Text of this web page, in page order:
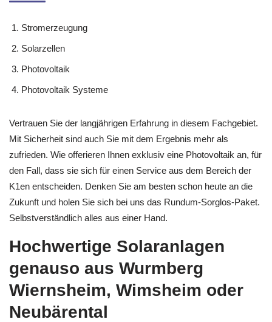
Stromerzeugung
Solarzellen
Photovoltaik
Photovoltaik Systeme
Vertrauen Sie der langjährigen Erfahrung in diesem Fachgebiet.
Mit Sicherheit sind auch Sie mit dem Ergebnis mehr als
zufrieden. Wie offerieren Ihnen exklusiv eine Photovoltaik an, für
den Fall, dass sie sich für einen Service aus dem Bereich der
K1en entscheiden. Denken Sie am besten schon heute an die
Zukunft und holen Sie sich bei uns das Rundum-Sorglos-Paket.
Selbstverständlich alles aus einer Hand.
Hochwertige Solaranlagen
genauso aus Wurmberg
Wiernsheim, Wimsheim oder
Neubärental